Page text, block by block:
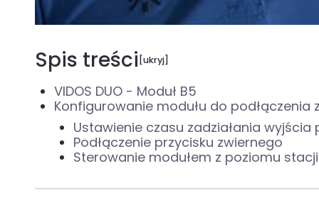
0:00
Spis treści
VIDOS DUO - Moduł B5
Konfigurowanie modułu do
Ustawienie czasu zadziałania wyjścia
Podłączenie przycisku zwiernego
Sterowanie modułem z poziomu